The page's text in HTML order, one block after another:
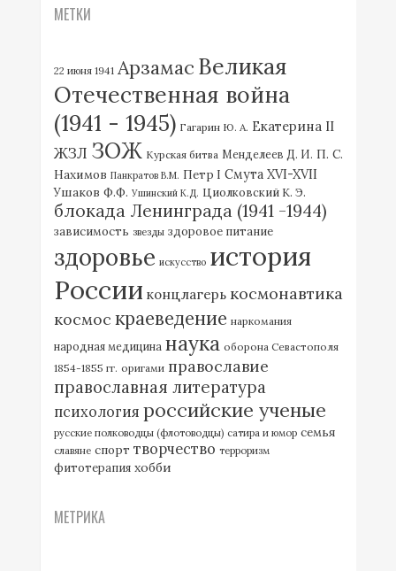
МЕТКИ
22 июня 1941 Арзамас Великая
Отечественная война
(1941 - 1945) Гагарин Ю. А. Екатерина II
ЖЗЛ ЗОЖ Курская битва Менделеев Д. И. П. С.
Нахимов Панкратов В.М. Петр I Смута XVI-XVII
Ушаков Ф.Ф. Ушинский К.Д. Циолковский К. Э.
блокада Ленинграда (1941 -1944)
зависимость звезды здоровое питание
здоровье искусство история
России концлагерь космонавтика
космос краеведение наркомания
народная медицина наука оборона Севастополя
1854-1855 гг. оригами православие
православная литература
психология российские ученые
русские полководцы (флотоводцы) сатира и юмор семья
славяне спорт творчество терроризм
фитотерапия хобби
МЕТРИКА